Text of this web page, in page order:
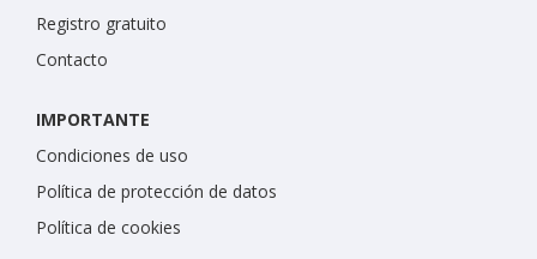
Registro gratuito
Contacto
IMPORTANTE
Condiciones de uso
Política de protección de datos
Política de cookies